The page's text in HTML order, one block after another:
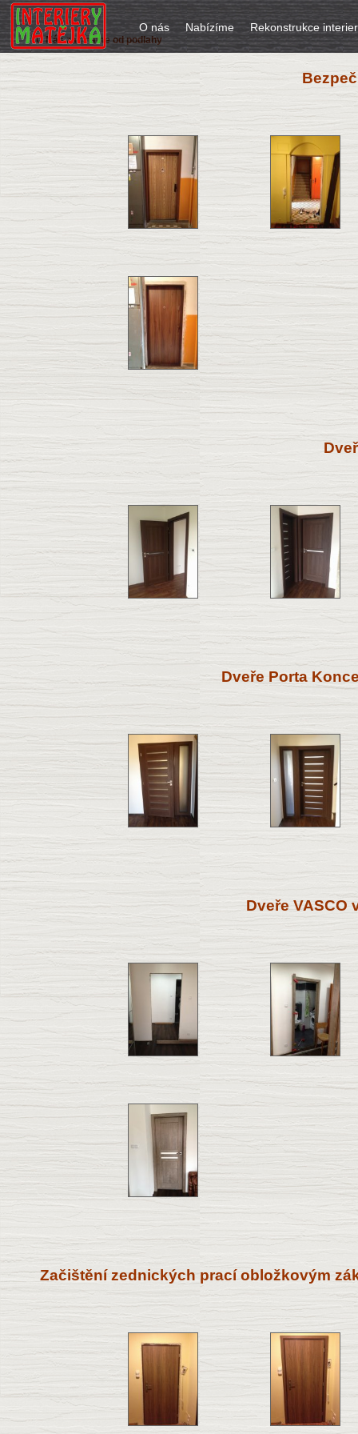
O nás Nabízíme Rekonstrukce
U Nás začínáme od podlahy
Dveře Porta
Dveře VASCO
Začištění zednických prací obložkovým